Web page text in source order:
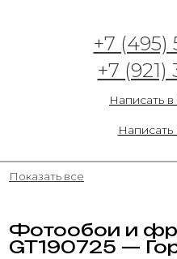
+7 (495)
+7 (921)
Написать
Написать
Фотообои и фрески
Вуаль из белых линий
Показать все
Фотообои и
GT190725 —